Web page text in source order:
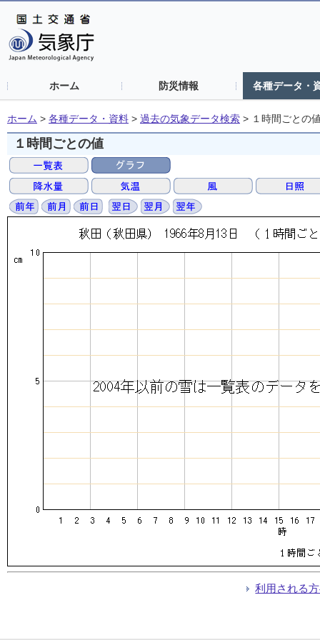
ホーム 防災情報 各種データ・
ホーム > 各種データ・資料 > 過去の気象データ検索 > １時間ごとの
１時間ごとの値
利用される